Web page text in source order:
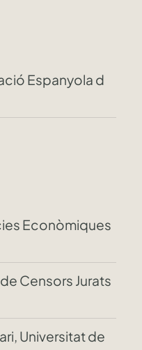
Espanyola d
Econòmiques
Censors Jurats
Universitat de